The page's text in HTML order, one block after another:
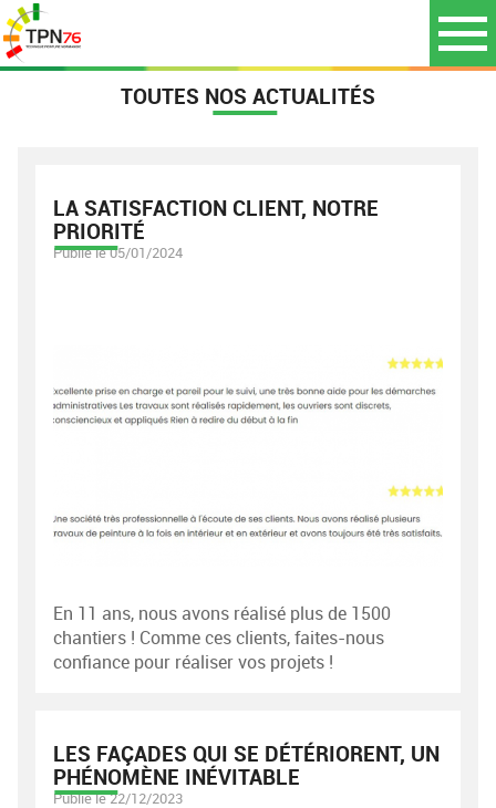
TOUTES NOS ACTUALITÉS
LA SATISFACTION CLIENT, NOTRE
PRIORITÉ
Publié le 05/01/2024
En 11 ans, nous avons réalisé plus de 1500
chantiers ! Comme ces clients, faites-nous
confiance pour réaliser vos projets !
LES FAÇADES QUI SE DÉTÉRIORENT, UN
PHÉNOMÈNE INÉVITABLE
Publié le 22/12/2023